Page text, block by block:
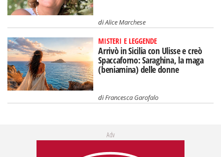
diAlice Marchese
MISTERI E LEGGENDE
Arrivò in Sicilia con Ulisse e creò
Spaccaforno: Saraghina, la maga
(beniamina) delle donne
diFrancesca Garofalo
Adv